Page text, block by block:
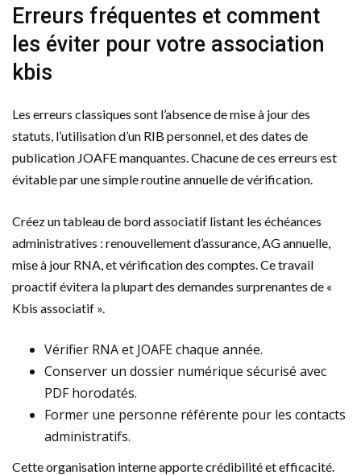
Erreurs fréquentes et comment
les éviter pour votre association
kbis
Les erreurs classiques sont l’absence de mise à jour des
statuts, l’utilisation d’un RIB personnel, et des dates de
publication JOAFE manquantes. Chacune de ces erreurs est
évitable par une simple routine annuelle de vérification.
Créez un tableau de bord associatif listant les échéances
administratives : renouvellement d’assurance, AG annuelle,
mise à jour RNA, et vérification des comptes. Ce travail
proactif évitera la plupart des demandes surprenantes de «
Kbis associatif ».
Vérifier RNA et JOAFE chaque année.
Conserver un dossier numérique sécurisé avec
PDF horodatés.
Former une personne référente pour les contacts
administratifs.
Cette organisation interne apporte crédibilité et efficacité.